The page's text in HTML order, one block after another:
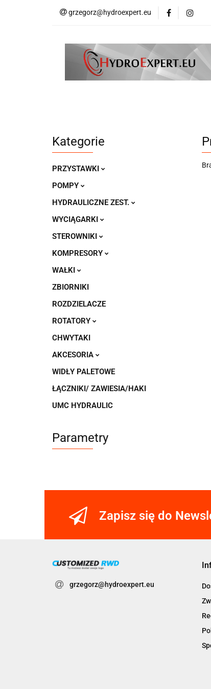
grzegorz@hydroexpert.eu
HYDRAULIKA
Kategorie
PRZYSTAWKI
POMPY
HYDRAULICZNE ZEST.
WYCIĄGARKI
STEROWNIKI
KOMPRESORY
WAŁKI
ZBIORNIKI
ROZDZIELACZE
ROTATORY
CHWYTAKI
AKCESORIA
WIDŁY PALETOWE
ŁĄCZNIKI/ ZAWIESIA/HAKI
UMC HYDRAULIC
Parametry
Zapisz się do
grzegorz@hydroexpert.eu